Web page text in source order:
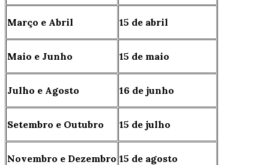
Março e Abril 15 de abril
Maio e Junho 15 de maio
Julho e Agosto 16 de junho
Setembro e Outubro 15 de julho
Novembro e Dezembro 15 de agosto